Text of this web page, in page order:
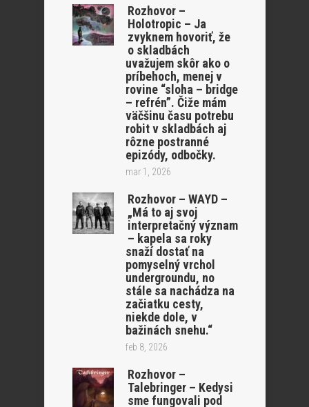
Rozhovor –
Holotropic – Ja
zvyknem hovoriť, že
o skladbách
uvažujem skôr ako o
príbehoch, menej v
rovine “sloha – bridge
– refrén”. Čiže mám
väčšinu času potrebu
robit v skladbách aj
rôzne postranné
epizódy, odbočky.
mar 1, 2026
Rozhovor – WAYD –
„Má to aj svoj
interpretačný význam
– kapela sa roky
snaží dostať na
pomyselný vrchol
undergroundu, no
stále sa nachádza na
začiatku cesty,
niekde dole, v
bažinách snehu.“
feb 8, 2026
Rozhovor –
Talebringer – Kedysi
sme fungovali pod